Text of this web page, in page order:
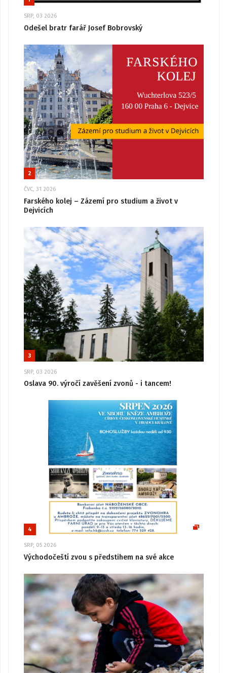
SRP, 03 2026
Odešel bratr farář Josef Bobrovský
2
ČVC, 31 2026
Farského kolej – Zázemí pro studium a život v
Dejvicích
3
SRP, 03 2026
Oslava 90. výročí zavěšení zvonů - i tancem!
4
SRP, 05 2026
Východočeští zvou s předstihem na své akce